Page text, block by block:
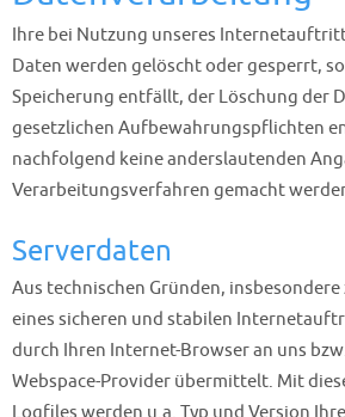
Ihre bei Nutzung unseres
Daten werden gelöscht oder gesperrt,
Speicherung entfällt, der Löschung der
gesetzlichen Aufbewahrungspflichten
nachfolgend keine anderslautenden
Verarbeitungsverfahren gemacht
Serverdaten
Aus technischen Gründen,
eines sicheren und stabilen
durch Ihren Internet-Browser an uns
Webspace-Provider übermittelt. Mit